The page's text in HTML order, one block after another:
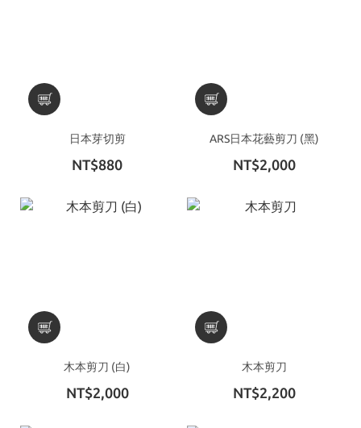
日本芽切剪
NT$880
ARS日本花藝剪刀 (黑)
NT$2,000
木本剪刀 (白)
NT$2,000
木本剪刀
NT$2,200